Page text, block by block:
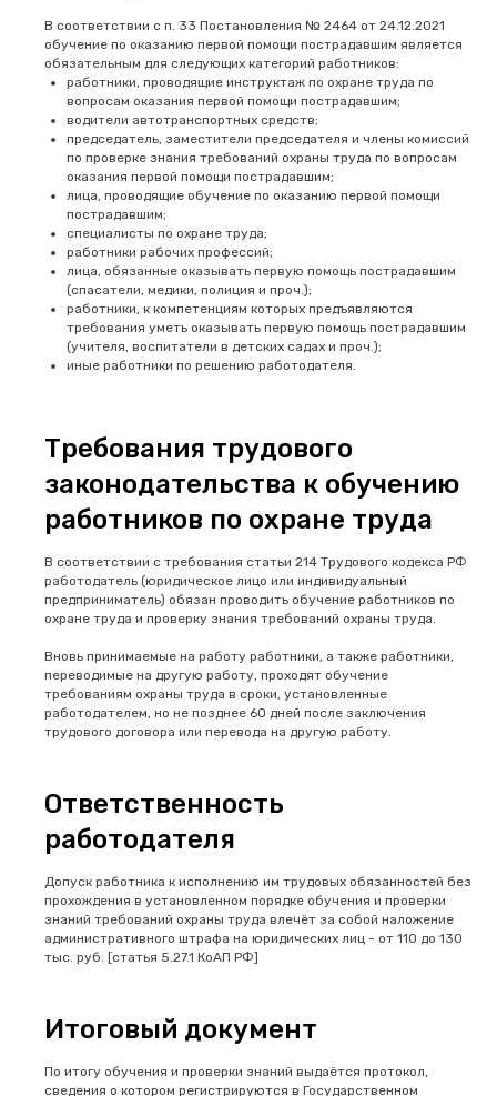
В соответствии с п. 33 Постановления № 2464 от 24.12.2021
обучение по оказанию первой помощи пострадавшим является
обязательным для следующих категорий работников:
работники, проводящие инструктаж по охране труда по
вопросам оказания первой помощи пострадавшим;
водители автотранспортных средств;
председатель, заместители председателя и члены комиссий
по проверке знания требований охраны труда по вопросам
оказания первой помощи пострадавшим;
лица, проводящие обучение по оказанию первой помощи
пострадавшим;
специалисты по охране труда;
работники рабочих профессий;
лица, обязанные оказывать первую помощь пострадавшим
(спасатели, медики, полиция и проч.);
работники, к компетенциям которых предъявляются
требования уметь оказывать первую помощь пострадавшим
(учителя, воспитатели в детских садах и проч.);
иные работники по решению работодателя.
Требования трудового
законодательства к обучению
работников по охране труда
В соответствии с требования статьи 214 Трудового кодекса РФ
работодатель (юридическое лицо или индивидуальный
предприниматель) обязан проводить обучение работников по
охране труда и проверку знания требований охраны труда.
Вновь принимаемые на работу работники, а также работники,
переводимые на другую работу, проходят обучение
требованиям охраны труда в сроки, установленные
работодателем, но не позднее 60 дней после заключения
трудового договора или перевода на другую работу.
Ответственность
работодателя
Допуск работника к исполнению им трудовых обязанностей без
прохождения в установленном порядке обучения и проверки
знаний требований охраны труда влечёт за собой наложение
административного штрафа на юридических лиц - от 110 до 130
тыс. руб. [статья 5.27.1 КоАП РФ]
Итоговый документ
По итогу обучения и проверки знаний выдаётся протокол,
сведения о котором регистрируются в Государственном